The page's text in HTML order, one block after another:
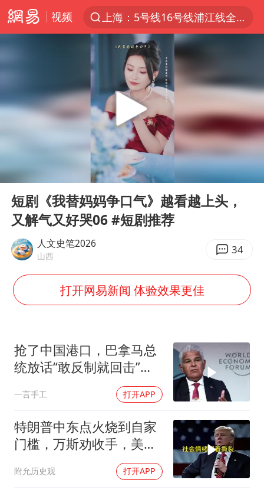
视频
上海：5号线16号线浦江线全线停运
上海有出现龙卷潜势
上海全域长途客运班次全部停运
今日15时起福州地铁高架区段停运
白海豚逼近浙闽沿海
1枚就能让航母瘫痪 轰-6J实力有多强
王艺迪2-4不敌张本美和止步4强
王艺迪无缘横滨赛决赛
上海大部迎大暴雨
《龙餐馆》 冲奖
蒯曼挺进WTT横滨冠军赛女单四强
构建更高水平的全民健身公共服务体系
Play
10:13
短剧《我替妈妈争口气》越看越上头，
又解气又好哭06 #短剧推荐
人文史笔2026
山西 34
打开网易新闻 体验效果更佳
抢了中国港口，巴拿马总
统放话“敢反制就回击”中
一言手工 打开APP
特朗普中东点火烧到自家
门槛，万斯劝收手，美国
附允历史观 打开APP